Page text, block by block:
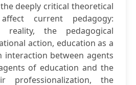
deeply critical theoretical
current pedagogy:
the pedagogical
action, education as a
interaction between agents
of education and the
professionalization, the